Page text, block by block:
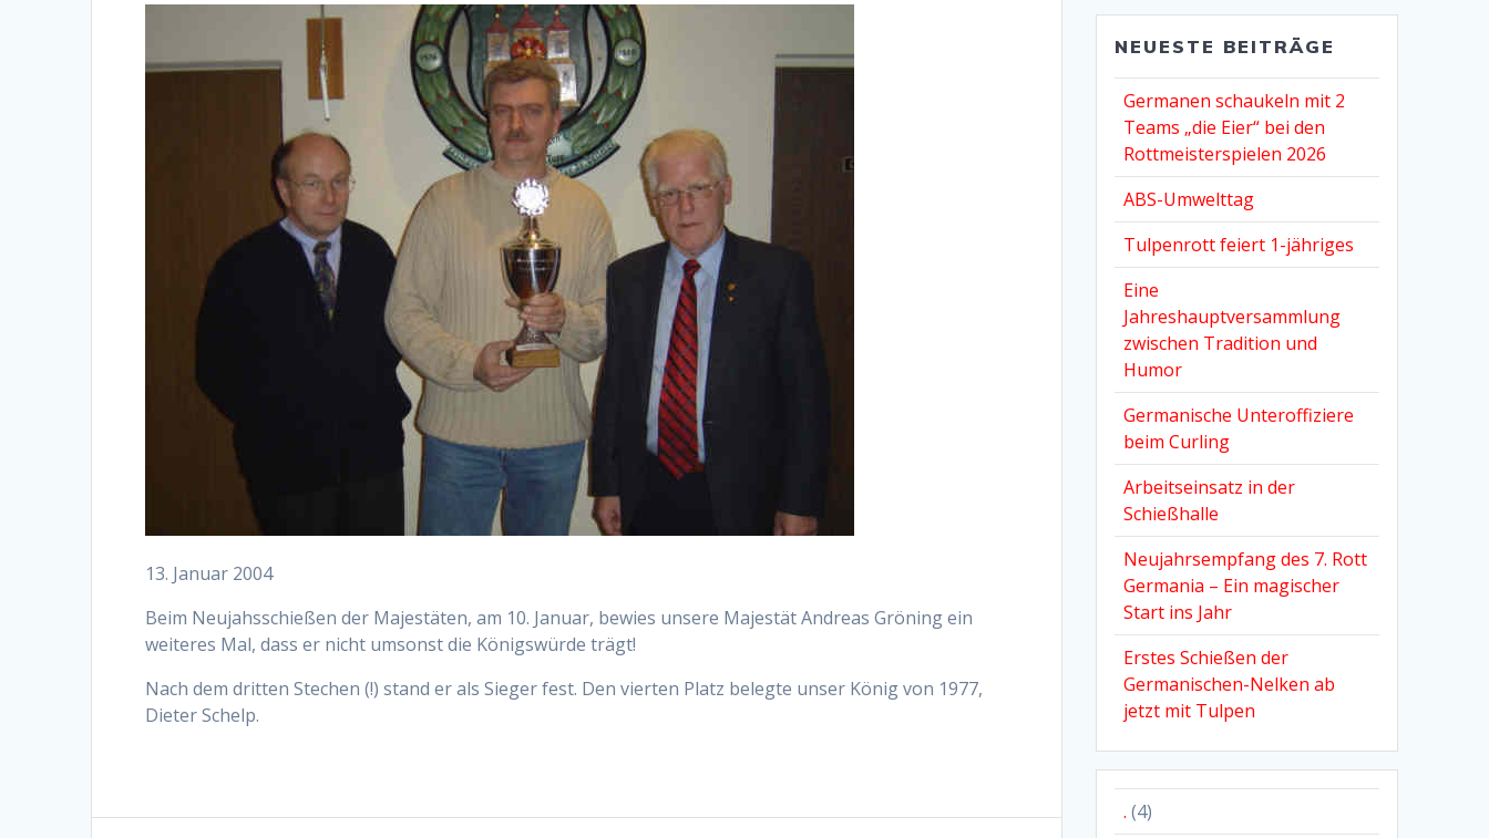
13. Januar 2004
Beim Neujahsschießen der Majestäten, am 10. Januar, bewies unsere Majestät Andreas Gröning ein
weiteres Mal, dass er nicht umsonst die Königswürde trägt!
Nach dem dritten Stechen (!) stand er als Sieger fest. Den vierten Platz belegte unser König von 1977,
Dieter Schelp.
NEUESTE BEITRÄGE
Germanen schaukeln mit 2
Teams „die Eier“ bei den
Rottmeisterspielen 2026
ABS-Umwelttag
Tulpenrott feiert 1-jähriges
Eine
Jahreshauptversammlung
zwischen Tradition und
Humor
Germanische Unteroffiziere
beim Curling
Arbeitseinsatz in der
Schießhalle
Neujahrsempfang des 7. Rott
Germania – Ein magischer
Start ins Jahr
Erstes Schießen der
Germanischen-Nelken ab
jetzt mit Tulpen
. (4)